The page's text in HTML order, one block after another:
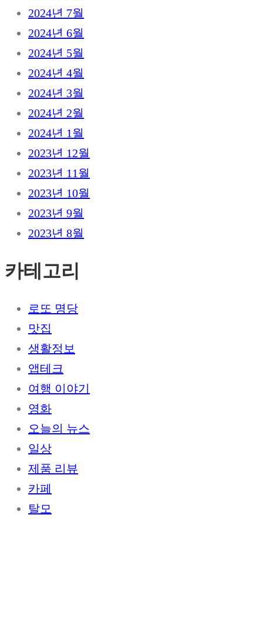
2024년 7월
2024년 6월
2024년 5월
2024년 4월
2024년 3월
2024년 2월
2024년 1월
2023년 12월
2023년 11월
2023년 10월
2023년 9월
2023년 8월
카테고리
로또 명당
맛집
생활정보
앱테크
여행 이야기
영화
오늘의 뉴스
일상
제품 리뷰
카페
탈모